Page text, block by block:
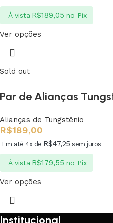
À vista R$189,05 no Pix
Ver opções
Sold out
Par de Alianças
Alianças de Tungstênio
R$189,00
Em até 4x de R$47,25 sem juros
À vista R$179,55 no Pix
Ver opções
Institucional